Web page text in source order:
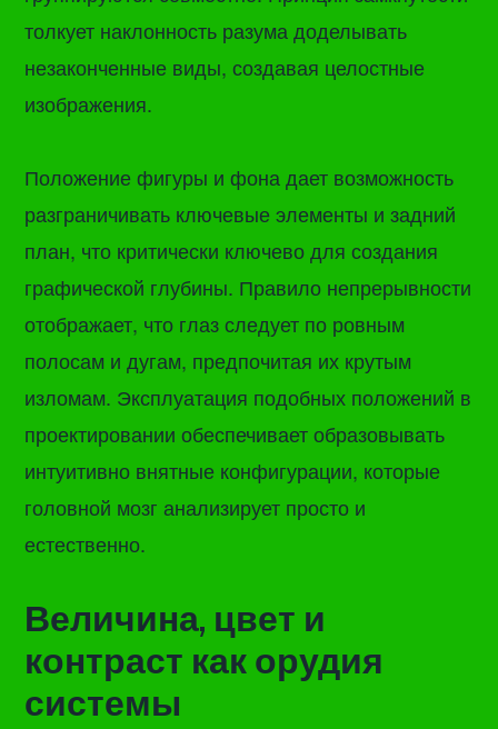
толкует наклонность разума доделывать
незаконченные виды, создавая целостные
изображения.
Положение фигуры и фона дает возможность
разграничивать ключевые элементы и задний
план, что критически ключево для создания
графической глубины. Правило непрерывности
отображает, что глаз следует по ровным
полосам и дугам, предпочитая их крутым
изломам. Эксплуатация подобных положений в
проектировании обеспечивает образовывать
интуитивно внятные конфигурации, которые
головной мозг анализирует просто и
естественно.
Величина, цвет и
контраст как орудия
системы